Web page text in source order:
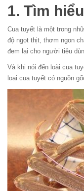
1. Tìm
Cua tuyết là một trong
độ ngọt thịt, thơm ngon
đem lại cho người tiêu
Và khi nói đến loài cua
loại cua tuyết có nguồn